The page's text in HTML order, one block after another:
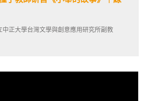
中正大學台灣文學與創意應用研究所副教